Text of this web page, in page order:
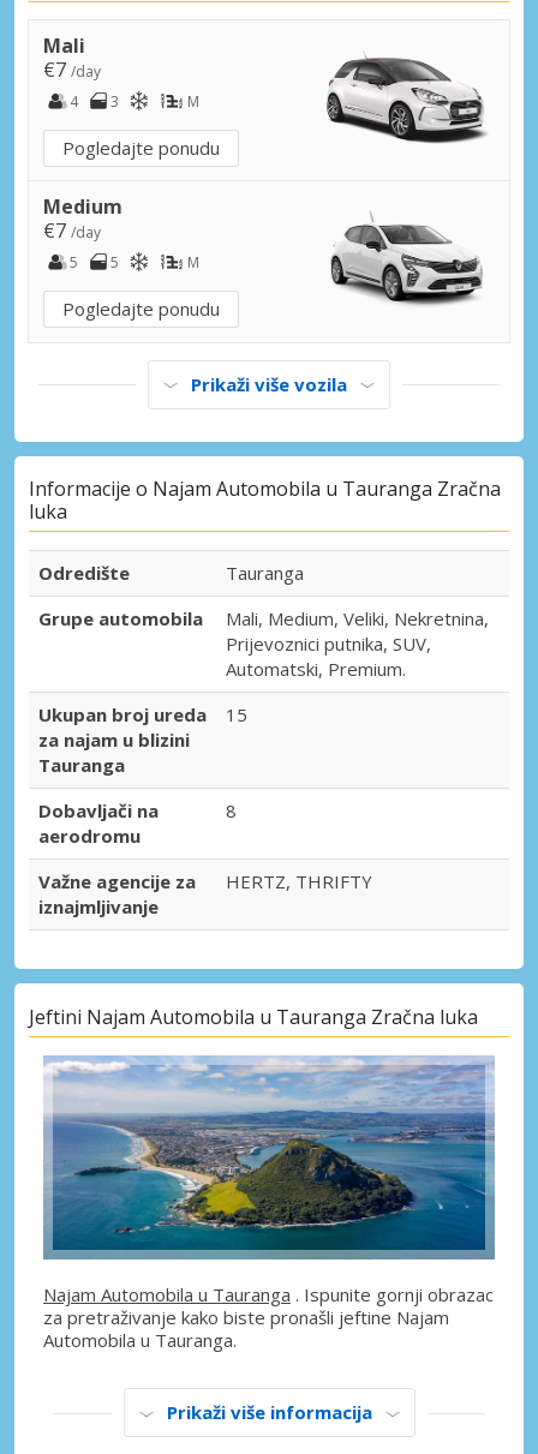
Mali
€7 /day
4
3 M
Pogledajte ponudu
Medium
€7 /day
5
5 M
Pogledajte ponudu
Prikaži više vozila
Informacije o Najam Automobila u Tauranga Zračna
luka
Odredište
Tauranga
Grupe automobila
Mali, Medium, Veliki, Nekretnina,
Prijevoznici putnika, SUV,
Automatski, Premium.
Ukupan broj ureda
za najam u blizini
Tauranga
15
Dobavljači na
aerodromu
8
Važne agencije za
iznajmljivanje
HERTZ, THRIFTY
Jeftini Najam Automobila u Tauranga Zračna luka
Najam Automobila u Tauranga . Ispunite gornji obrazac
za pretraživanje kako biste pronašli jeftine Najam
Automobila u Tauranga.
Prikaži više informacija